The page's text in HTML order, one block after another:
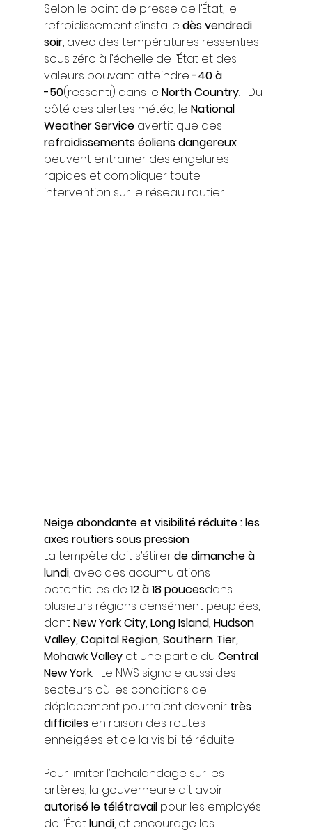
Selon le point de presse de l’État, le
refroidissement s’installe dès vendredi
soir, avec des températures ressenties
sous zéro à l’échelle de l’État et des
valeurs pouvant atteindre -40 à
-50(ressenti) dans le North Country.   Du
côté des alertes météo, le National
Weather Service avertit que des
refroidissements éoliens dangereux
peuvent entraîner des engelures
rapides et compliquer toute
intervention sur le réseau routier.
Neige abondante et visibilité réduite : les
axes routiers sous pression
La tempête doit s’étirer de dimanche à
lundi, avec des accumulations
potentielles de 12 à 18 poucesdans
plusieurs régions densément peuplées,
dont New York City, Long Island, Hudson
Valley, Capital Region, Southern Tier,
Mohawk Valley et une partie du Central
New York.   Le NWS signale aussi des
secteurs où les conditions de
déplacement pourraient devenir très
difficiles en raison des routes
enneigées et de la visibilité réduite.
Pour limiter l’achalandage sur les
artères, la gouverneure dit avoir
autorisé le télétravail pour les employés
de l’État lundi, et encourage les